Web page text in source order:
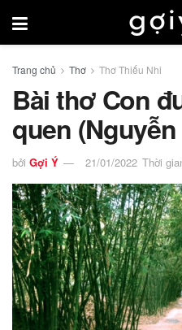
Trang chủ Thơ Thơ Thiếu Nhi
Bài thơ Con
quen
bởi Gợi Ý 21/01/2022 Thời